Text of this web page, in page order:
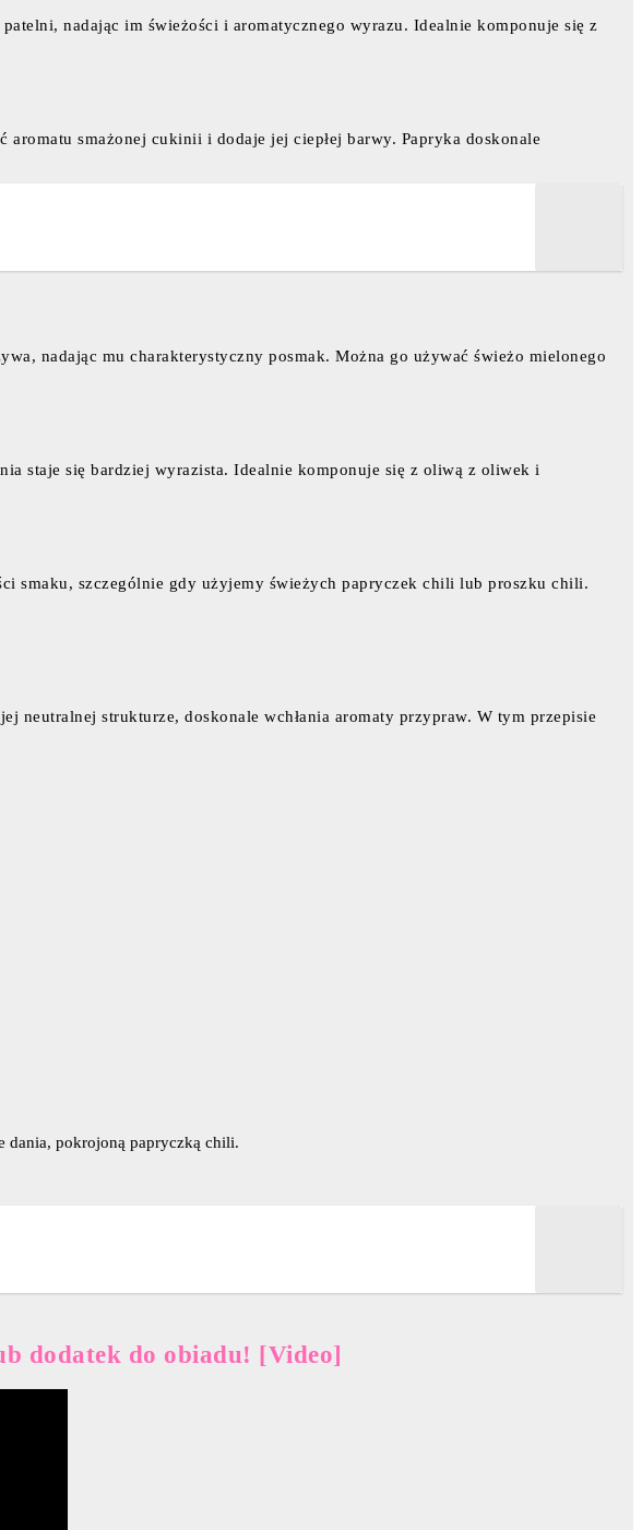
nadając im świeżości i aromatycznego wyrazu. Idealnie komponuje się z
smażonej cukinii i dodaje jej ciepłej barwy. Papryka doskonale
nadając mu charakterystyczny posmak. Można go używać świeżo mielonego
staje się bardziej wyrazista. Idealnie komponuje się z oliwą z oliwek i
smaku, szczególnie gdy użyjemy świeżych papryczek chili lub proszku chili.
neutralnej strukturze, doskonale wchłania aromaty przypraw. W tym przepisie
dania, pokrojoną papryczką chili.
dodatek do obiadu! [Video]